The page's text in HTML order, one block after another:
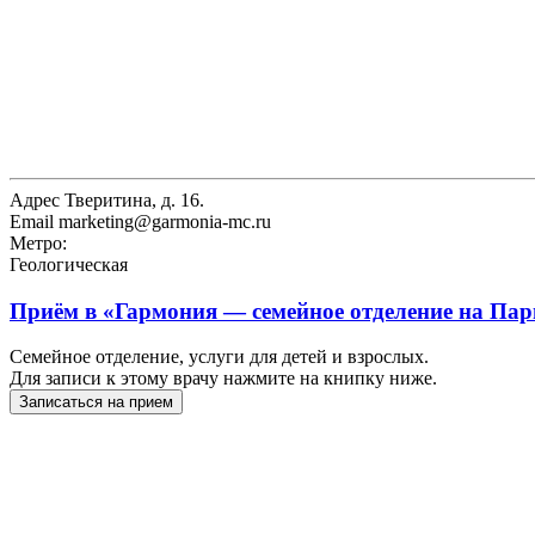
Адрес Тверитина, д. 16.
Email marketing@garmonia-mc.ru
Метро:
Геологическая
Приём в «Гармония — семейное отделение на
Семейное отделение, услуги для детей и взрослых.
Для записи к этому врачу нажмите на книпку ниже.
Записаться на прием